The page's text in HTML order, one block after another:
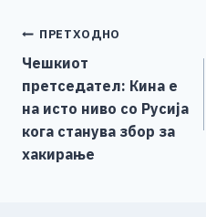
b
o
o
k
n
g
er
Навигација
на
напис
ПРЕТХОДНО
Чешкиот
претседател: Кина е
на исто ниво со Русија
кога станува збор за
хакирање